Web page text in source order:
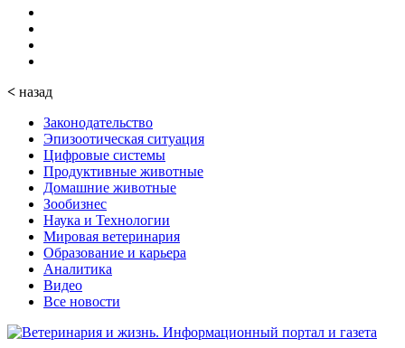
< назад
Законодательство
Эпизоотическая ситуация
Цифровые системы
Продуктивные животные
Домашние животные
Зообизнес
Наука и Технологии
Мировая ветеринария
Образование и карьера
Аналитика
Видео
Все новости